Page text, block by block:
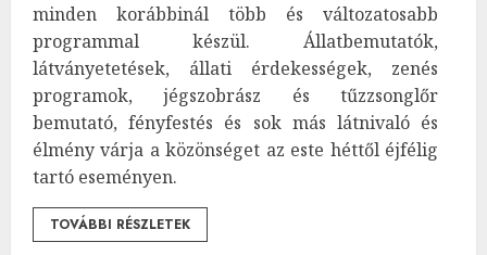
minden korábbinál több és változatosabb
programmal készül. Állatbemutatók,
látványetetések, állati érdekességek, zenés
programok, jégszobrász és tűzzsonglőr
bemutató, fényfestés és sok más látnivaló és
élmény várja a közönséget az este héttől éjfélig
tartó eseményen.
TOVÁBBI RÉSZLETEK